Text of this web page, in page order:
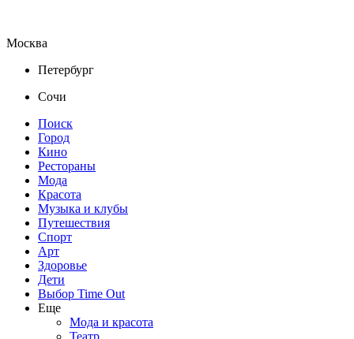
Москва
Петербург
Сочи
Поиск
Город
Кино
Рестораны
Мода
Красота
Музыка и клубы
Путешествия
Спорт
Арт
Здоровье
Дети
Выбор Time Out
Еще
Мода и красота
Театр